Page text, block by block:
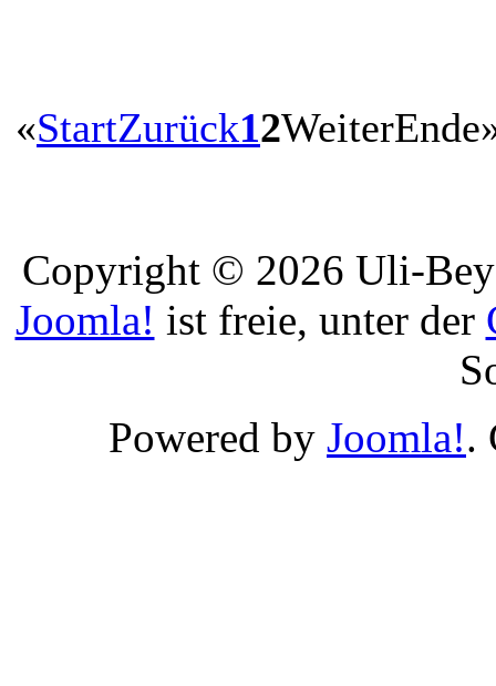
«StartZurück12WeiterEnde
Copyright © 2026 Uli-
Joomla! ist freie, unter der
Powered by Joomla!.